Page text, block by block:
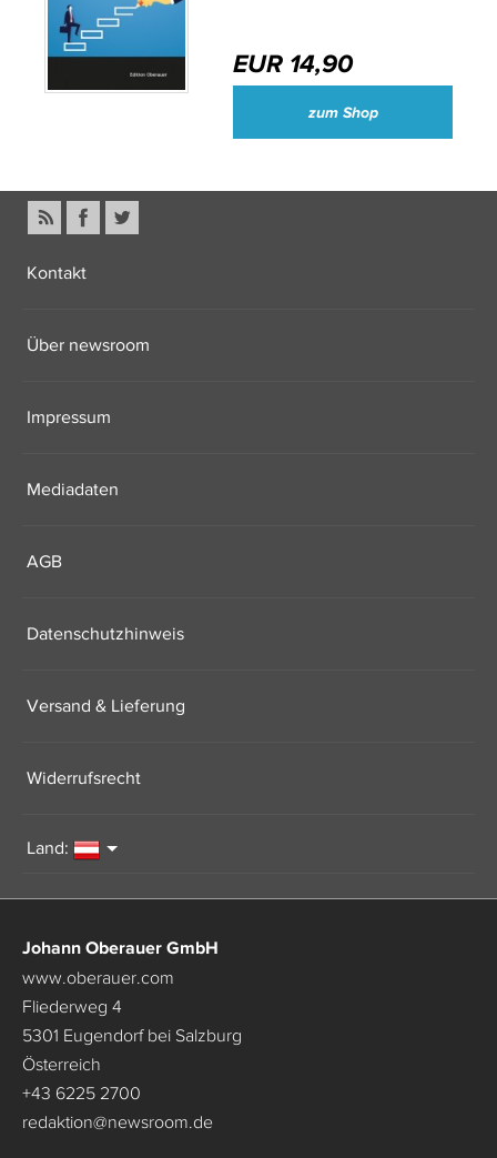
EUR 14,90
zum Shop
Kontakt
Über newsroom
Impressum
Mediadaten
AGB
Datenschutzhinweis
Versand & Lieferung
Widerrufsrecht
Land:
Johann Oberauer GmbH
www.oberauer.com
Fliederweg 4
5301 Eugendorf bei Salzburg
Österreich
+43 6225 2700
redaktion@newsroom.de